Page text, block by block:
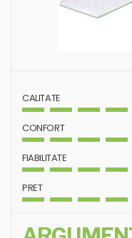
CALITATE
CONFORT
FIABILITATE
PRET